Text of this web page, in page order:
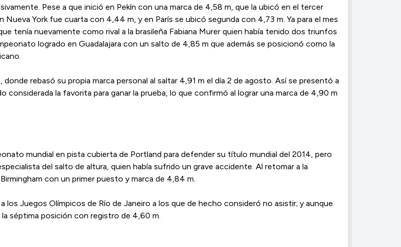
Pese a que inició en Pekín con una marca de 4,58 m, que la ubicó en el tercer
York fue cuarta con 4,44 m, y en París se ubicó segunda con 4,73 m. Ya para el mes
tenía nuevamente como rival a la brasileña Fabiana Murer quien había tenido dos triunfos
logrado en Guadalajara con un salto de 4,85 m que además se posicionó como la
rebasó su propia marca personal al saltar 4,91 m el día 2 de agosto. ​Así se presentó a
la favorita para ganar la prueba, ​lo que confirmó al lograr una marca de 4,90 m
mundial en pista cubierta de Portland para defender su título mundial del 2014, pero
del salto de altura, quien había sufrido un grave accidente. ​Al retomar a la
con un primer puesto y marca de 4,84 m.
Juegos Olímpicos de Río de Janeiro a los que de hecho consideró no asistir; y aunque
la séptima posición con registro de 4,60 m.